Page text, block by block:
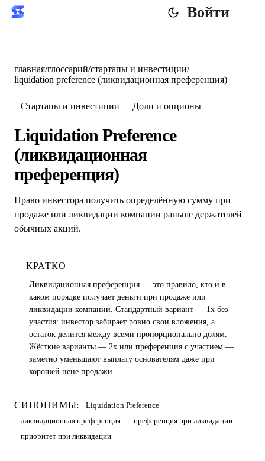
Войти
главная/глоссарий/стартапы и инвестиции/
liquidation preference (ликвидационная преференция)
Стартапы и инвестиции Доли и опционы
Liquidation Preference
(ликвидационная
преференция)
Право инвестора получить определённую сумму при
продаже или ликвидации компании раньше держателей
обычных акций.
КРАТКО
Ликвидационная преференция — это правило, кто и в
каком порядке получает деньги при продаже или
ликвидации компании. Стандартный вариант — 1x без
участия: инвестор забирает ровно свои вложения, а
остаток делится между всеми пропорционально долям.
Жёсткие варианты — 2x или преференция с участием —
заметно уменьшают выплату основателям даже при
хорошей цене продажи.
СИНОНИМЫ:
Liquidation Preference
ликвидационная преференция
преференция при ликвидации
приоритет при ликвидации